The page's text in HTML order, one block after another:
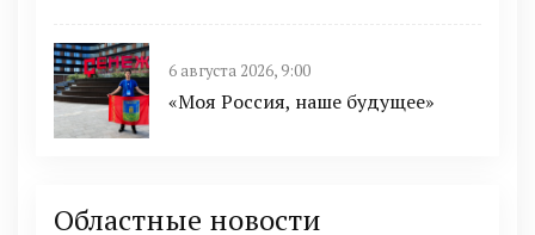
6 августа 2026, 9:00
«Моя Россия, наше будущее»
Областные новости